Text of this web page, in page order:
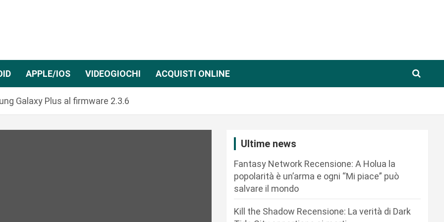
APPLE/IOS VIDEOGIOCHI ACQUISTI ONLINE
Galaxy Plus al firmware 2.3.6
Ultime news
Fantasy Network Recensione: A Holua la
popolarità è un’arma e ogni “Mi piace” può
salvare il mondo
Kill the Shadow Recensione: La verità di Dark